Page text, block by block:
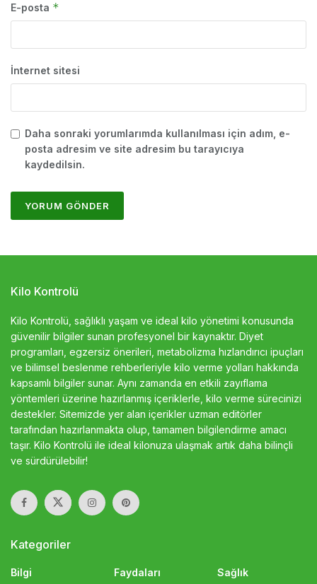
E-posta *
İnternet sitesi
Daha sonraki yorumlarımda kullanılması için adım, e-
posta adresim ve site adresim bu tarayıcıya
kaydedilsin.
Kilo Kontrolü
Kilo Kontrolü, sağlıklı yaşam ve ideal kilo yönetimi konusunda
güvenilir bilgiler sunan profesyonel bir kaynaktır. Diyet
programları, egzersiz önerileri, metabolizma hızlandırıcı ipuçları
ve bilimsel beslenme rehberleriyle kilo verme yolları hakkında
kapsamlı bilgiler sunar. Aynı zamanda en etkili zayıflama
yöntemleri üzerine hazırlanmış içeriklerle, kilo verme sürecinizi
destekler. Sitemizde yer alan içerikler uzman editörler
tarafından hazırlanmakta olup, tamamen bilgilendirme amacı
taşır. Kilo Kontrolü ile ideal kilonuza ulaşmak artık daha bilinçli
ve sürdürülebilir!
Kategoriler
Bilgi Faydaları Sağlık